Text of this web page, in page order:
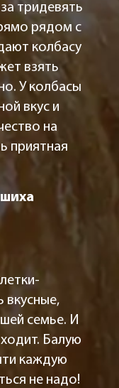
тридевять
рядом с
колбасу
взять
У колбасы
вкус и
на
приятная
вкусные,
семье. И
Балую
каждую
не надо!